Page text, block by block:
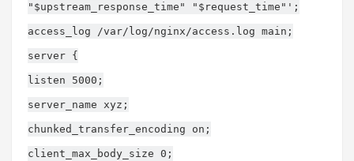
"$upstream_response_time" "$request_time"';
access_log /var/log/nginx/access.log main;
server {
listen 5000;
server_name xyz;
chunked_transfer_encoding on;
client_max_body_size 0;